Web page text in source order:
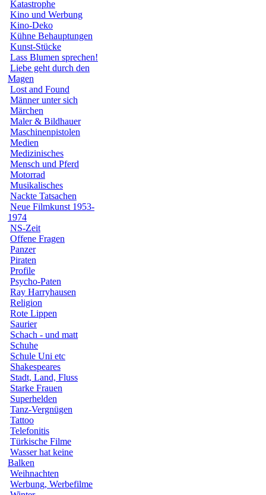
Katastrophe
Kino und Werbung
Kino-Deko
Kühne Behauptungen
Kunst-Stücke
Lass Blumen sprechen!
Liebe geht durch den
Magen
Lost and Found
Männer unter sich
Märchen
Maler & Bildhauer
Maschinenpistolen
Medien
Medizinisches
Mensch und Pferd
Motorrad
Musikalisches
Nackte Tatsachen
Neue Filmkunst 1953-
1974
NS-Zeit
Offene Fragen
Panzer
Piraten
Profile
Psycho-Paten
Ray Harryhausen
Religion
Rote Lippen
Saurier
Schach - und matt
Schuhe
Schule Uni etc
Shakespeares
Stadt, Land, Fluss
Starke Frauen
Superhelden
Tanz-Vergnügen
Tattoo
Telefonitis
Türkische Filme
Wasser hat keine
Balken
Weihnachten
Werbung, Werbefilme